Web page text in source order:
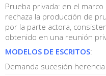
Prueba privada: en el
rechaza la producción de
por la parte actora,
obtenido en una reunión
MODELOS DE ESCRITOS:
Demanda sucesión